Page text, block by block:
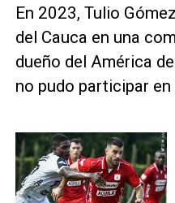
En 2023, Tulio
del Cauca en una
dueño del América
no pudo participar